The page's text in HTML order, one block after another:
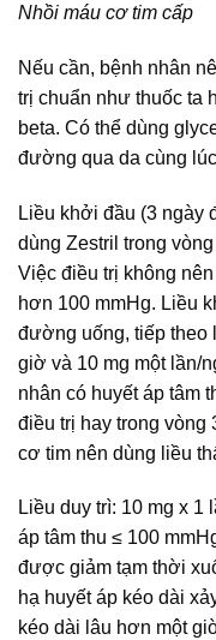
Nhồi máu cơ tim cấp
Nếu cần, bệnh nhân
trị chuẩn như thuốc ta
beta. Có thể dùng
đường qua da cùng
Liều khởi đầu (3 ngày
dùng Zestril trong
Việc điều trị không
hơn 100 mmHg. Liều
đường uống, tiếp theo
giờ và 10 mg một lần/
nhân có huyết áp tâm
điều trị hay trong vòng
cơ tim nên dùng liều
Liều duy trì: 10 mg x 1
áp tâm thu ≤ 100
được giảm tạm thời
hạ huyết áp kéo dài
kéo dài lâu hơn một